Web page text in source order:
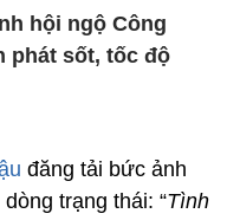
hội ngộ Công
phát sốt, tốc độ
đăng tải bức ảnh
trạng thái: “Tình